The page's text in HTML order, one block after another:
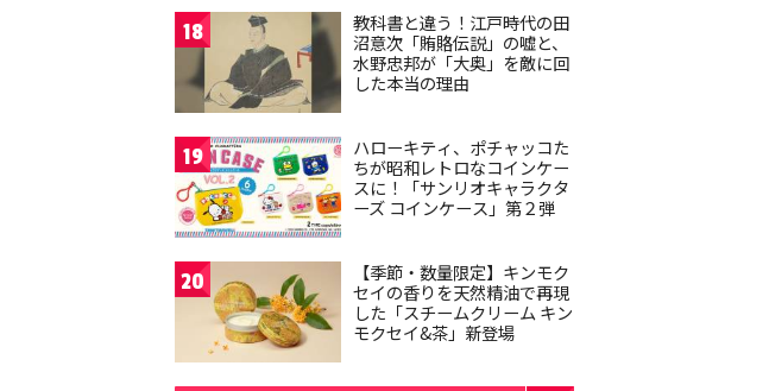
18
教科書と違う！江戸時代の田
沼意次「賄賂伝説」の嘘と、
水野忠邦が「大奥」を敵に回
した本当の理由
19
ハローキティ、ポチャッコた
ちが昭和レトロなコインケー
スに！「サンリオキャラクタ
ーズ コインケース」第２弾
20
【季節・数量限定】キンモク
セイの香りを天然精油で再現
した「スチームクリーム キン
モクセイ&茶」新登場